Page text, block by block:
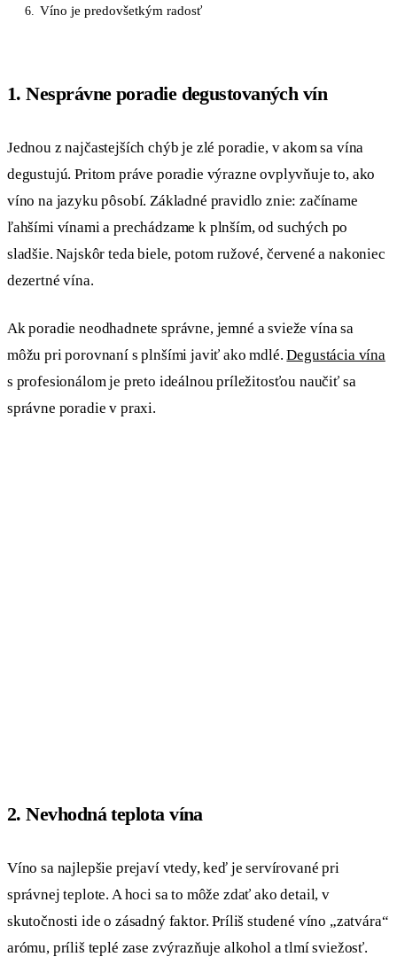
6. Víno je predovšetkým radosť
1. Nesprávne poradie degustovaných vín
Jednou z najčastejších chýb je zlé poradie, v akom sa vína
degustujú. Pritom práve poradie výrazne ovplyvňuje to, ako
víno na jazyku pôsobí. Základné pravidlo znie: začíname
ľahšími vínami a prechádzame k plnším, od suchých po
sladšie. Najskôr teda biele, potom ružové, červené a nakoniec
dezertné vína.
Ak poradie neodhadnete správne, jemné a svieže vína sa
môžu pri porovnaní s plnšími javiť ako mdlé.Degustácia vína
s profesionálom je preto ideálnou príležitosťou naučiť sa
správne poradie v praxi.
2. Nevhodná teplota vína
Víno sa najlepšie prejaví vtedy, keď je servírované pri
správnej teplote. A hoci sa to môže zdať ako detail, v
skutočnosti ide o zásadný faktor. Príliš studené víno „zatvára“
arómu, príliš teplé zase zvýrazňuje alkohol a tlmí sviežosť.